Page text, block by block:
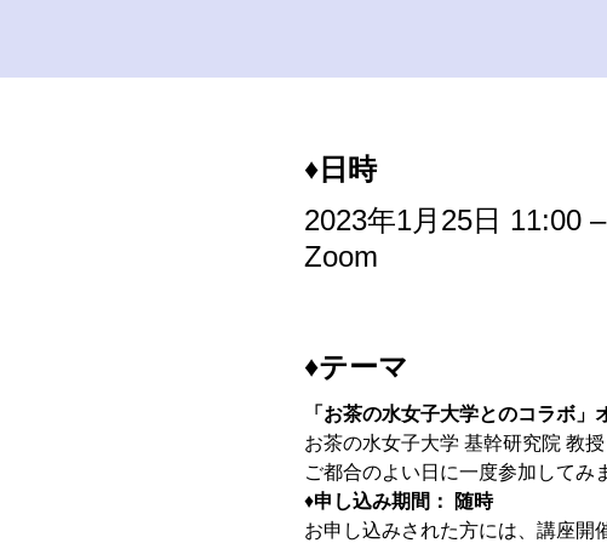
♦日時
2023年1月25日 11:00
Zoom
♦テーマ
「お茶の水女子大学とのコラボ」
お茶の水女子大学 基幹研究院 教
ご都合のよい日に一度参加してみ
♦申し込み期間： 随時
お申し込みされた方には、講座開